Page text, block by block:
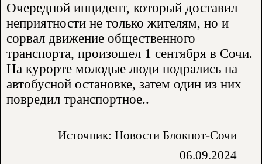
Очередной инцидент, который доставил
неприятности не только жителям, но и
сорвал движение общественного
транспорта, произошел 1 сентября в Сочи.
На курорте молодые люди подрались на
автобусной остановке, затем один из них
повредил транспортное..
Источник: Новости Блокнот-Сочи
06.09.2024